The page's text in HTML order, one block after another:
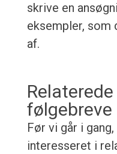
skrive en
eksempler, som
af.
følgebreve
Før vi går i
interesseret i